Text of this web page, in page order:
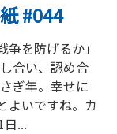
#044
を防げるか」
合い、認め合
ぎ年。幸せに
よいですね。カ
...